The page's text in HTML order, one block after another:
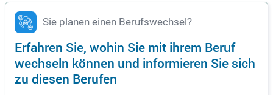
Sie planen einen Berufswechsel?
Erfahren Sie, wohin Sie mit ihrem Beruf
wechseln können und informieren Sie sich
zu diesen Berufen